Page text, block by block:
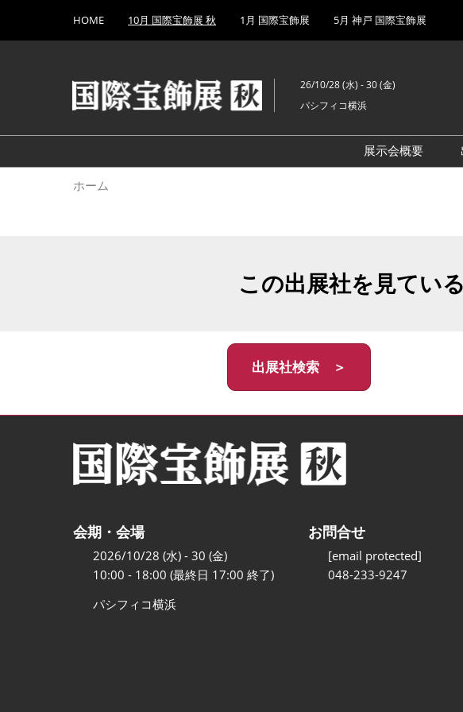
キ
し
て
to
HOME 10月 国際宝飾展 秋 1月 国際宝飾展 5月 神戸 国際宝飾展
26/10/28 (水) - 30 (金)
パシフィコ横浜
展示会概要
ホーム
この出展社を見てい
出展社検索 ＞
会期・会場
2026/10/28 (水) - 30 (金)
10:00 - 18:00 (最終日 17:00 終了)
パシフィコ横浜
お問合せ
[email protected]
048-233-9247